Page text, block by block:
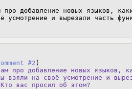
добавление новых языков,
усмотрение и вырезали часть
#2
про добавление новых языков,
взяли на своё усмотрение и
вас просил об этом?